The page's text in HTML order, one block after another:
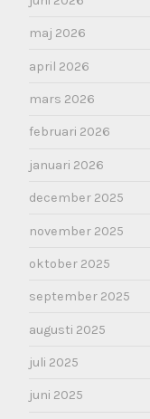
maj 2026
april 2026
mars 2026
februari 2026
januari 2026
december 2025
november 2025
oktober 2025
september 2025
augusti 2025
juli 2025
juni 2025